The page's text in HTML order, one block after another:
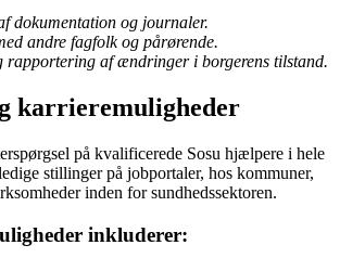
dokumentation og journaler.
andre fagfolk og pårørende.
rapportering af ændringer i borgerens tilstand.
karrieremuligheder
på kvalificerede Sosu hjælpere i hele
stillinger på jobportaler, hos kommuner,
inden for sundhedssektoren.
inkluderer: